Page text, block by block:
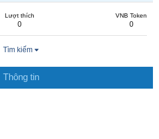
Lượt thích
0
VNB Token
0
Tìm kiếm
Thông tin